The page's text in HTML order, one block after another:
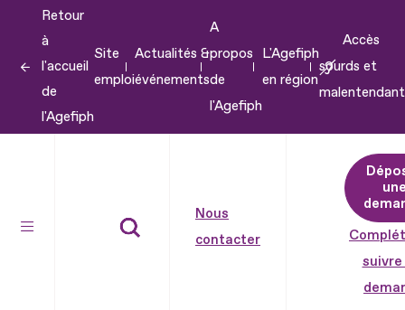
contenu
Retour
à
l'accueil
de
l'Agefiph
Site
emploi
Actualités &
événements
A
propos
de
l'Agefiph
L'Agefiph
en région
Accès
sourds et
Nous
contacter
suivre